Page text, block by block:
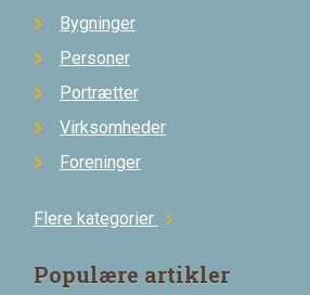
Bygninger
Personer
Portrætter
Virksomheder
Foreninger
Flere kategorier chevron_right
Populære artikler